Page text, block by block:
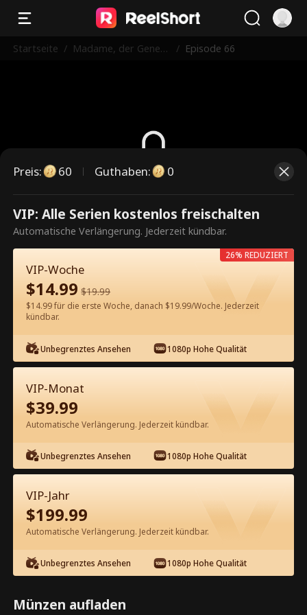
Startseite / Madame, der Genera
/ Episode 66
Dies ist eine kostenpflichtige
Episode. Bitte entsperren, um
weiterzusehen.
60Jetzt entsperren
Kostenlos in der App ansehen
Episode 66 - Madame, der General
hat seinen Fehler erkannt!
Kompletter Film
1-50 51-99
66 67 69 70
Preis: 60 Guthaben: 0
VIP: Alle Serien kostenlos freischalten
Automatische Verlängerung. Jederzeit kündbar.
VIP-Woche
$14.99 $19.99
$14.99 für die erste Woche, danach $19.99/Woche. Jederzeit
kündbar.
Unbegrenztes Ansehen 1080p Hohe Qualität
26% REDUZIERT
VIP-Monat
$39.99
Automatische Verlängerung. Jederzeit kündbar.
Unbegrenztes Ansehen 1080p Hohe Qualität
VIP-Jahr
$199.99
Automatische Verlängerung. Jederzeit kündbar.
Unbegrenztes Ansehen 1080p Hohe Qualität
Münzen aufladen